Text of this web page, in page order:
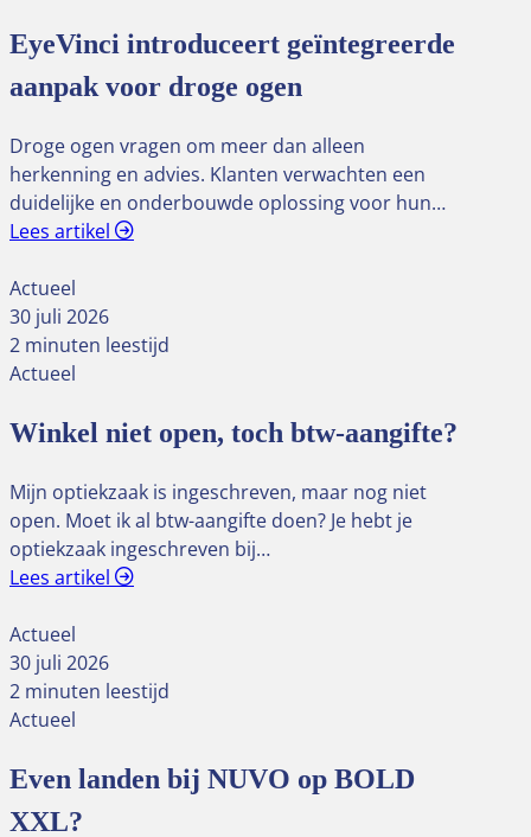
EyeVinci introduceert geïntegreerde
aanpak voor droge ogen
Droge ogen vragen om meer dan alleen
herkenning en advies. Klanten verwachten een
duidelijke en onderbouwde oplossing voor hun…
Lees artikel
Actueel
30 juli 2026
2 minuten leestijd
Actueel
Winkel niet open, toch btw-aangifte?
Mijn optiekzaak is ingeschreven, maar nog niet
open. Moet ik al btw-aangifte doen? Je hebt je
optiekzaak ingeschreven bij…
Lees artikel
Actueel
30 juli 2026
2 minuten leestijd
Actueel
Even landen bij NUVO op BOLD
XXL?